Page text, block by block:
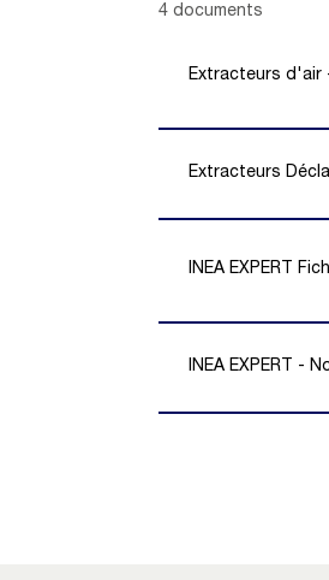
Showing 1 -4
4 documents
Extracteurs d'air
Extracteurs
INEA EXPERT
INEA EXPERT -